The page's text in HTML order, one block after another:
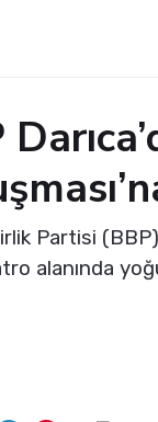
Partisi
alanında